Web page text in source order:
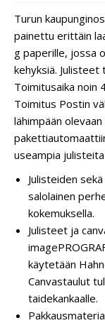
Turun
painettu erittäin
g paperille, jossa
kehyksiä.
Toimitusaika noin
Toimitus Postin
lähimpään
useampia
Julisteiden
salolainen
kokemuksella.
Julisteet ja
käytetään
Canvastaulut
taidekankaalle.